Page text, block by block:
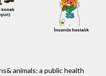
animals: a public health